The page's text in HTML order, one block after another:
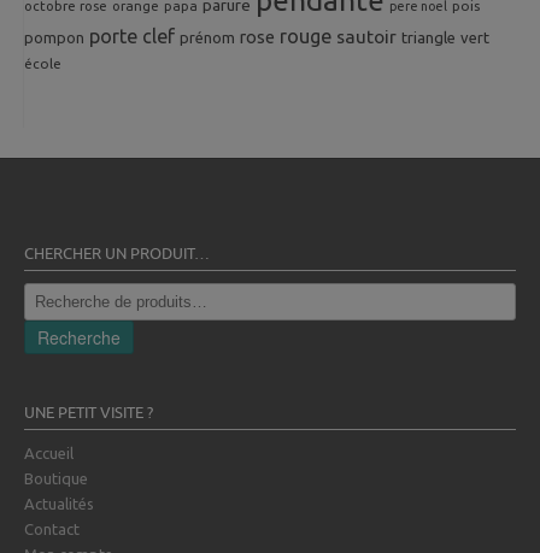
octobre rose orange papa parure pere noel pois
pompon porte clef prénom rose rouge sautoir triangle vert
école
CHERCHER UN PRODUIT…
Recherche
pour :
Recherche
UNE PETIT VISITE ?
Accueil
Boutique
Actualités
Contact